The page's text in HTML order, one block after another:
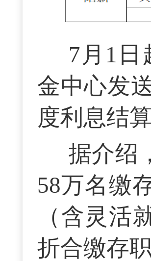
7月1日
金中心发
度利息结算
据介绍
58万名缴
（含灵活
折合缴存